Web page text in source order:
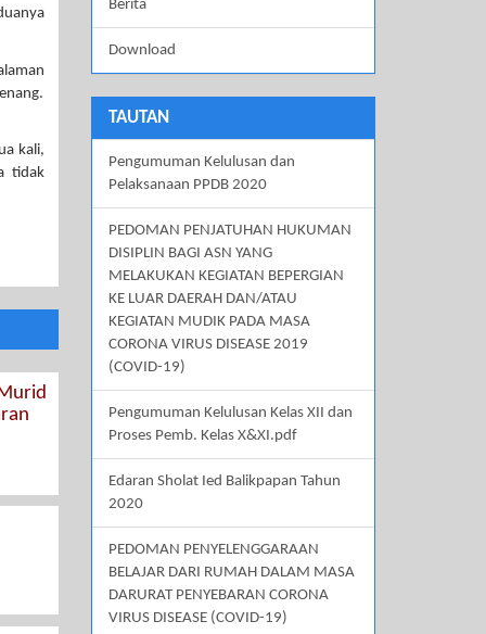
kali,
tidak
Berita
Download
TAUTAN
Pengumuman Kelulusan dan
Pelaksanaan PPDB 2020
PEDOMAN PENJATUHAN HUKUMAN
DISIPLIN BAGI ASN YANG
MELAKUKAN KEGIATAN BEPERGIAN
KE LUAR DAERAH DAN/ATAU
KEGIATAN MUDIK PADA MASA
CORONA VIRUS DISEASE 2019
(COVID-19)
Pengumuman Kelulusan Kelas XII dan
Proses Pemb. Kelas X&XI.pdf
Edaran Sholat Ied Balikpapan Tahun
2020
PEDOMAN PENYELENGGARAAN
BELAJAR DARI RUMAH DALAM MASA
DARURAT PENYEBARAN CORONA
VIRUS DISEASE (COVID-19)